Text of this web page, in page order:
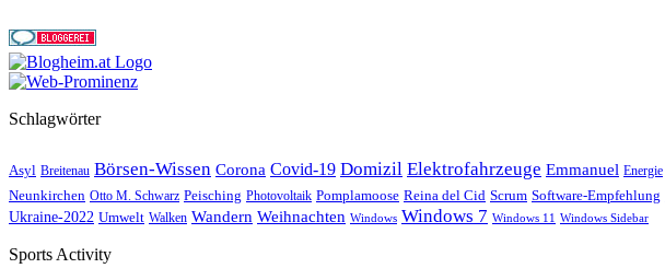
Schlagwörter
Asyl Breitenau Börsen-Wissen Corona Covid-19 Domizil Elektrofahrzeuge Emmanuel Energie
Neunkirchen Otto M. Schwarz Peisching Photovoltaik Pomplamoose Reina del Cid Scrum Software-Empfehlung
Ukraine-2022 Umwelt Walken Wandern Weihnachten Windows Windows 7 Windows 11 Windows Sidebar
Sports Activity